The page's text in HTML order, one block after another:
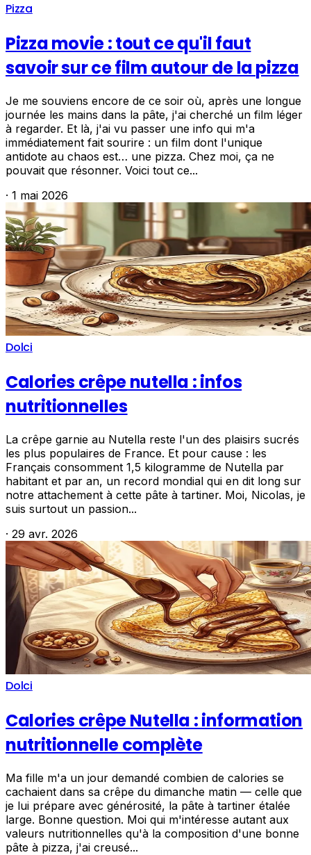
Pizza
Pizza movie : tout ce qu'il faut
savoir sur ce film autour de la pizza
Je me souviens encore de ce soir où, après une longue
journée les mains dans la pâte, j'ai cherché un film léger
à regarder. Et là, j'ai vu passer une info qui m'a
immédiatement fait sourire : un film dont l'unique
antidote au chaos est… une pizza. Chez moi, ça ne
pouvait que résonner. Voici tout ce...
· 1 mai 2026
Dolci
Calories crêpe nutella : infos
nutritionnelles
La crêpe garnie au Nutella reste l'un des plaisirs sucrés
les plus populaires de France. Et pour cause : les
Français consomment 1,5 kilogramme de Nutella par
habitant et par an, un record mondial qui en dit long sur
notre attachement à cette pâte à tartiner. Moi, Nicolas, je
suis surtout un passion...
· 29 avr. 2026
Dolci
Calories crêpe Nutella : information
nutritionnelle complète
Ma fille m'a un jour demandé combien de calories se
cachaient dans sa crêpe du dimanche matin — celle que
je lui prépare avec générosité, la pâte à tartiner étalée
large. Bonne question. Moi qui m'intéresse autant aux
valeurs nutritionnelles qu'à la composition d'une bonne
pâte à pizza, j'ai creusé...